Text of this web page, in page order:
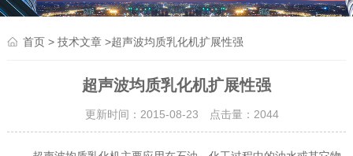
首页> 技术文章>超声波均质乳化机扩展性强
超声波均质乳化机扩展性强
更新时间：2015-08-23 点击量： 2044